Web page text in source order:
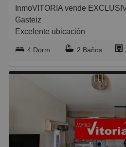
Gasteiz
Excelente ubicación
Zona con mucha demanda,
pie de calle supermercados,
farmacias. Buena
ciudad mediante urbano y
paseo hasta el centro, estación
Distribuido en 4 amplias y
4 Dorm 2 Baños